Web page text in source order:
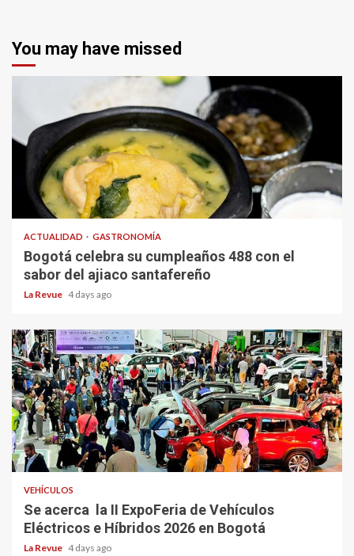
You may have missed
ACTUALIDAD GASTRONOMÍA
Bogotá celebra su cumpleaños 488 con el
sabor del ajiaco santafereño
La Revue 4 days ago
VEHÍCULOS
Se acerca la II ExpoFeria de Vehículos
Eléctricos e Híbridos 2026 en Bogotá
La Revue 4 days ago